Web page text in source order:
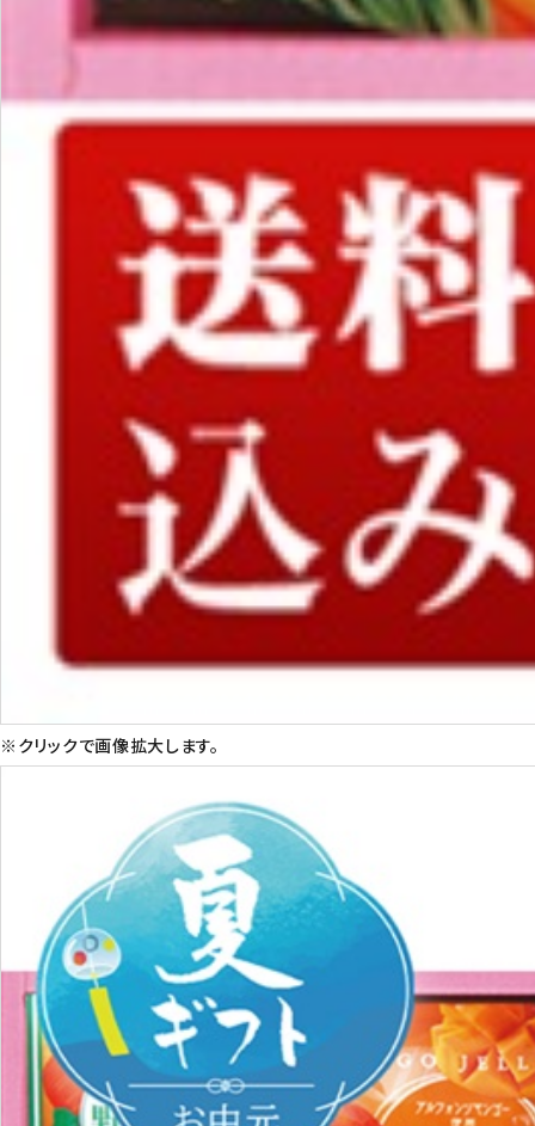
※クリックで画像拡大します。